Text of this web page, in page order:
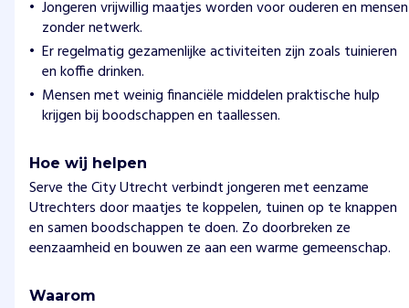
Jongeren vrijwillig maatjes worden voor ouderen en mensen
zonder netwerk.
Er regelmatig gezamenlijke activiteiten zijn zoals tuinieren
en koffie drinken.
Mensen met weinig financiële middelen praktische hulp
krijgen bij boodschappen en taallessen.
Hoe wij helpen
Serve the City Utrecht verbindt jongeren met eenzame
Utrechters door maatjes te koppelen, tuinen op te knappen
en samen boodschappen te doen. Zo doorbreken ze
eenzaamheid en bouwen ze aan een warme gemeenschap.
Waarom